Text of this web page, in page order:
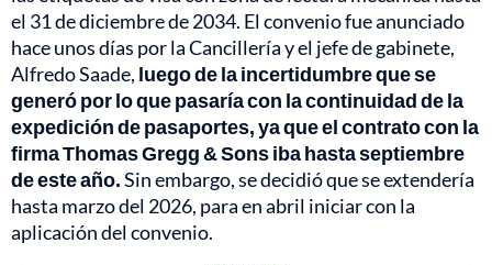
el 31 de diciembre de 2034. El convenio fue anunciado
hace unos días por la Cancillería y el jefe de gabinete,
Alfredo Saade, luego de la incertidumbre que se
generó por lo que pasaría con la continuidad de la
expedición de pasaportes, ya que el contrato con la
firma Thomas Gregg & Sons iba hasta septiembre
de este año.Sin embargo, se decidió que se extendería
hasta marzo del 2026, para en abril iniciar con la
aplicación del convenio.